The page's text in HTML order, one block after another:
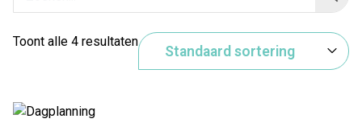
Toont alle 4 resultaten